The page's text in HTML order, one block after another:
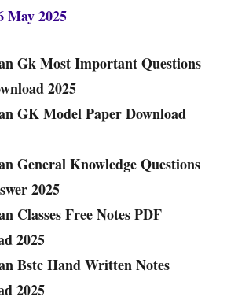
May 2025
Gk Most Important Questions
2025
GK Model Paper Download
General Knowledge Questions
2025
Classes Free Notes PDF
2025
Bstc Hand Written Notes
2025